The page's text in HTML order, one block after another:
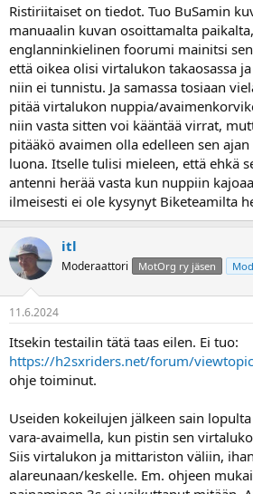
Ristiriitaiset on tiedot. Tuo BuSamin
manuaalin kuvan osoittamalta
englanninkielinen foorumi mainitsi
että oikea olisi virtalukon takaosassa
niin ei tunnistu. Ja samassa tosiaan
pitää virtalukon nuppia/
niin vasta sitten voi kääntää virrat,
pitääkö avaimen olla edelleen sen
luona. Itselle tulisi mieleen, että ehkä
antenni herää vasta kun nuppiin
ilmeisesti ei ole kysynyt Biketeamilta
itl
Moderaattori MotOrg ry jäsen
11.6.2024
Itsekin testailin tätä taas eilen. Ei tuo:
https://h2sxriders.net/forum/
ohje toiminut.
Useiden kokeilujen jälkeen sain
vara-avaimella, kun pistin sen
Siis virtalukon ja mittariston väliin,
alareunaan/keskelle. Em. ohjeen